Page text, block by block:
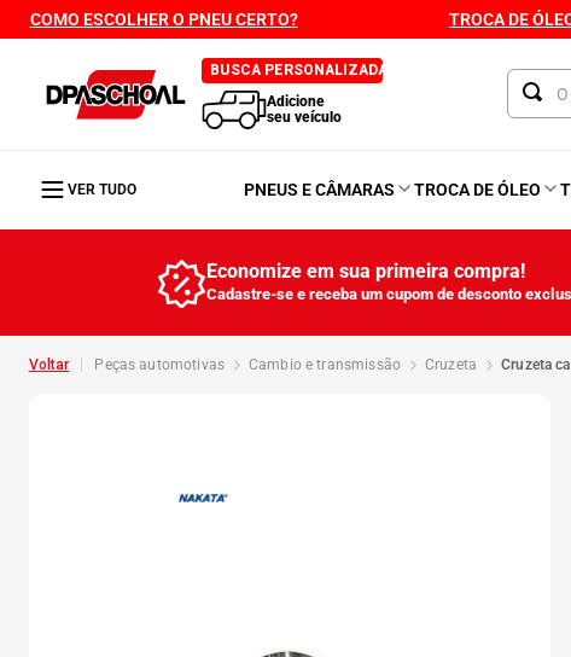
COMO ESCOLHER O PNEU CERTO? TROCA DE
BUSCA PERSONALIZADA
Adicione
seu veículo
VER TUDO PNEUS E CÂMARAS TROCA DE ÓLEO
Economize em sua primeira compra!
Cadastre-se e receba um cupom de desconto
peças automotivas cambio e transmissão cruzeta cruzeta
1º
2º
3º